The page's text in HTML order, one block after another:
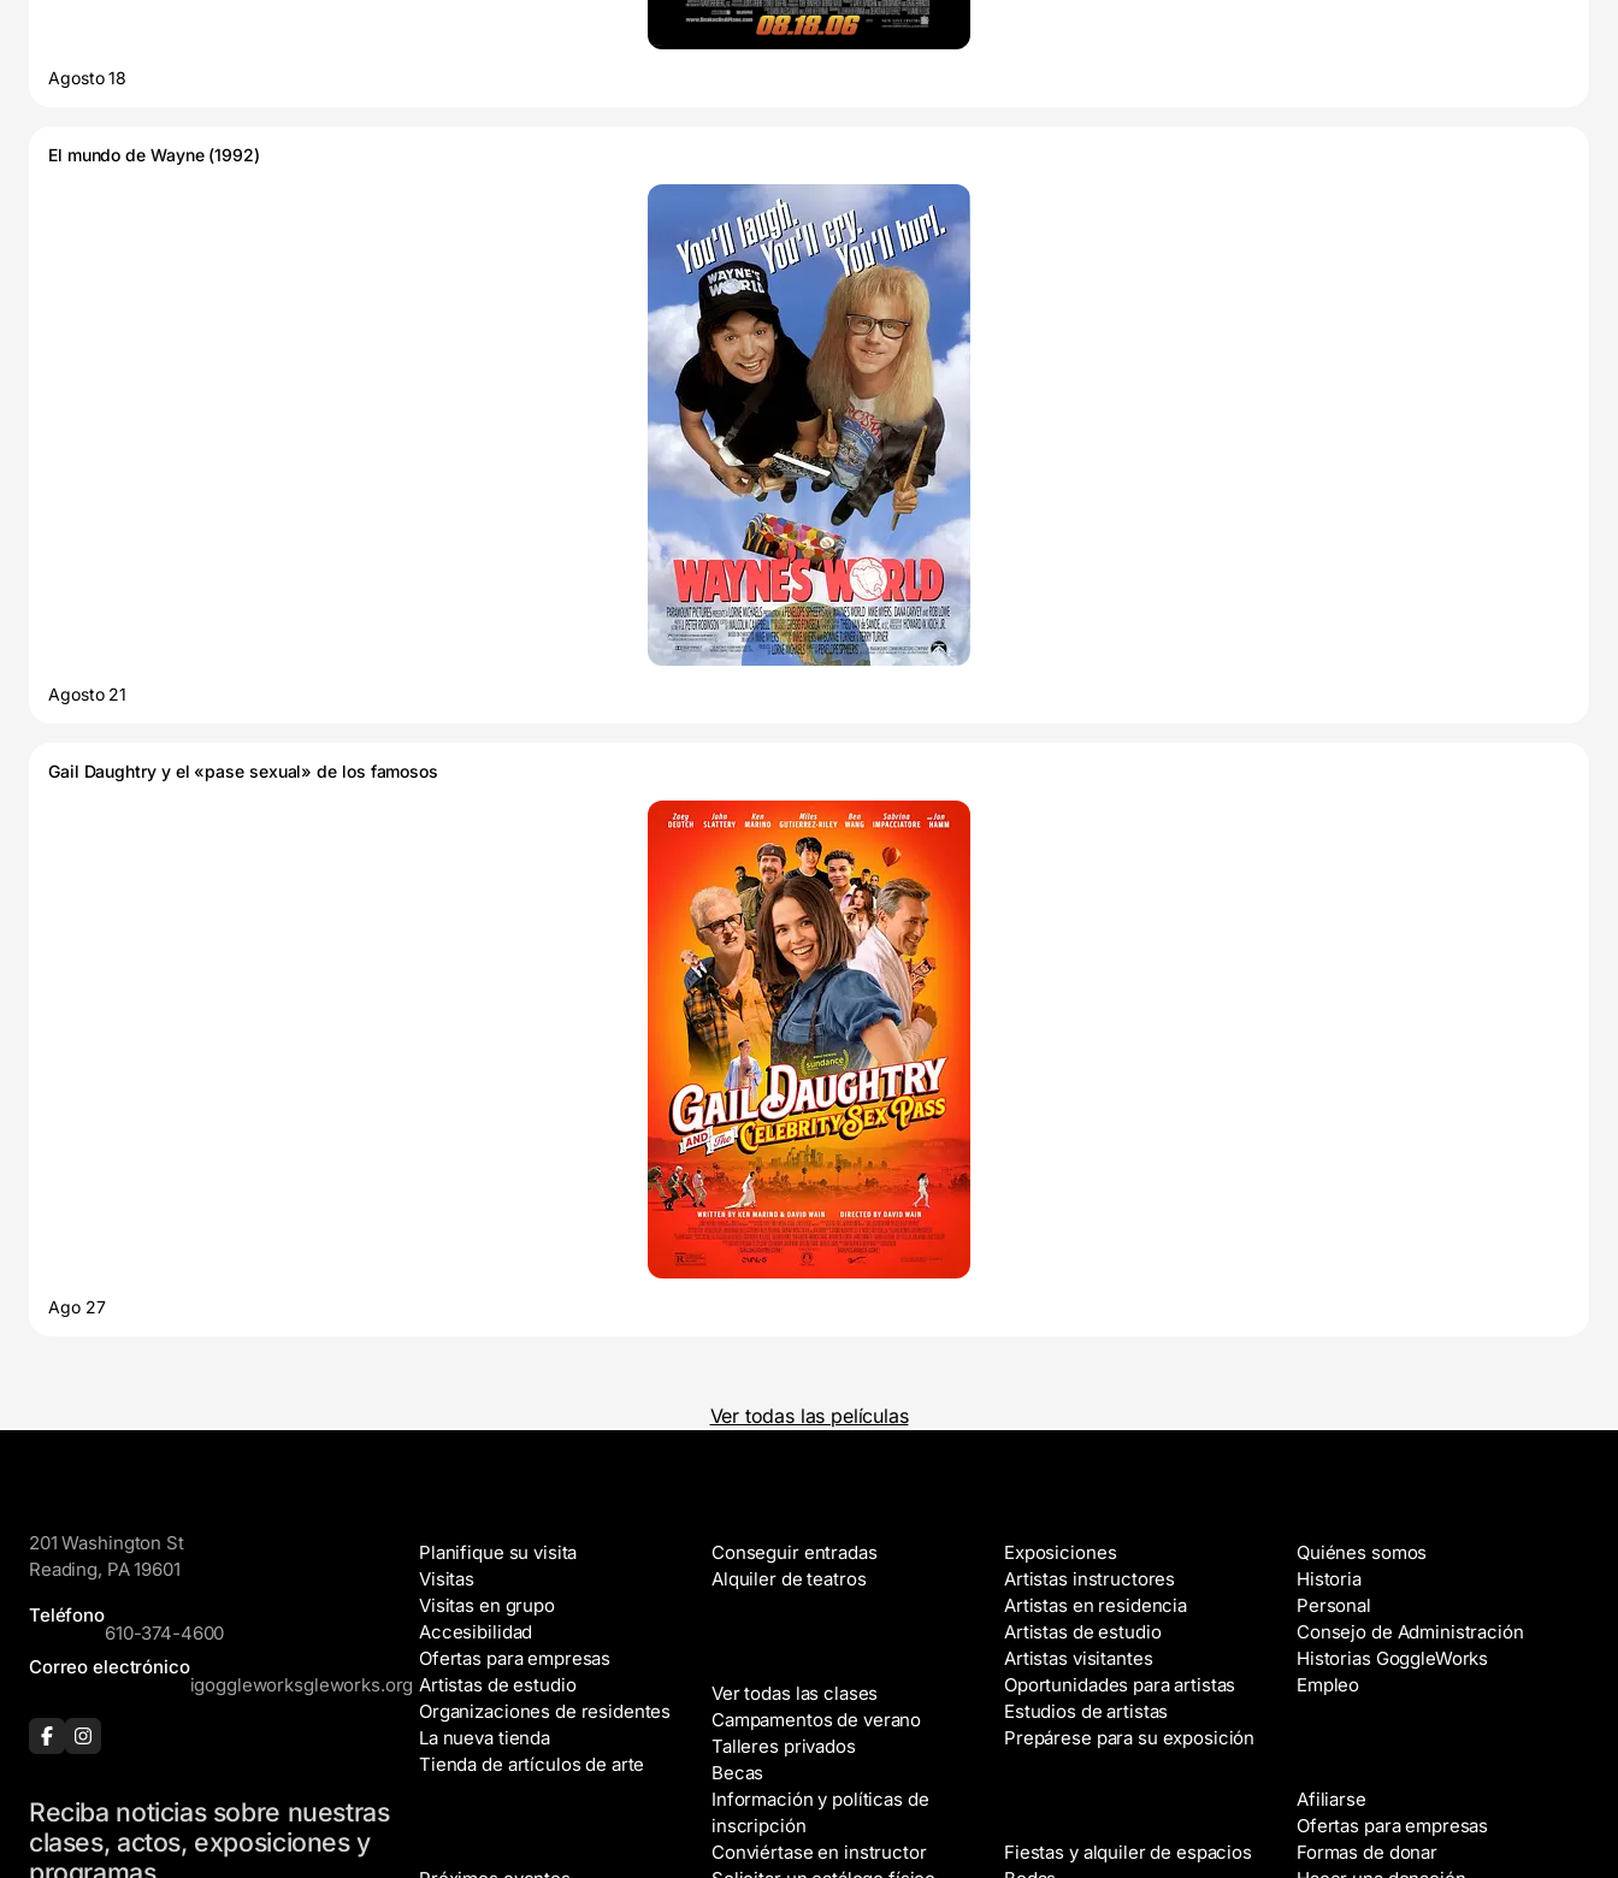
Agosto 18
El mundo de Wayne (1992)
Agosto 21
Gail Daughtry y el «pase sexual» de los famosos
Ago 27
Ver todas las películas
201 Washington St
Reading, PA 19601
Teléfono
610-374-4600
Correo electrónico
igoggleworksgleworks.org
Reciba noticias sobre nuestras
clases, actos, exposiciones y
Planifique su visita
Visitas
Visitas en grupo
Accesibilidad
Ofertas para empresas
Artistas de estudio
Organizaciones de residentes
La nueva tienda
Tienda de artículos de arte
Conseguir entradas
Alquiler de teatros
Ver todas las clases
Campamentos de verano
Talleres privados
Becas
Información y políticas de
inscripción
Conviértase en instructor
Exposiciones
Artistas instructores
Artistas en residencia
Artistas de estudio
Artistas visitantes
Oportunidades para artistas
Estudios de artistas
Prepárese para su exposición
Fiestas y alquiler de espacios
Quiénes somos
Historia
Personal
Consejo de Administración
Historias GoggleWorks
Empleo
Afiliarse
Ofertas para empresas
Formas de donar